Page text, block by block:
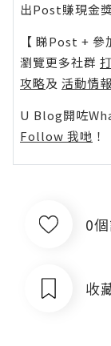
出Post賺現金
【 睇Post + 參
瀏覽更多社群
攻略及 活動情報
U Blog開咗
Follow 我哋 ！
0
收